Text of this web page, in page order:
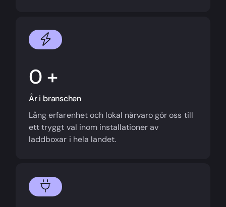
+
År i branschen
Lång erfarenhet och lokal närvaro gör oss till
ett tryggt val inom installationer av
laddboxar i hela landet.